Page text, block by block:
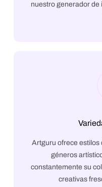
nuestro generador de
Artguru ofrece estilos
géneros
constantemente su
creativas